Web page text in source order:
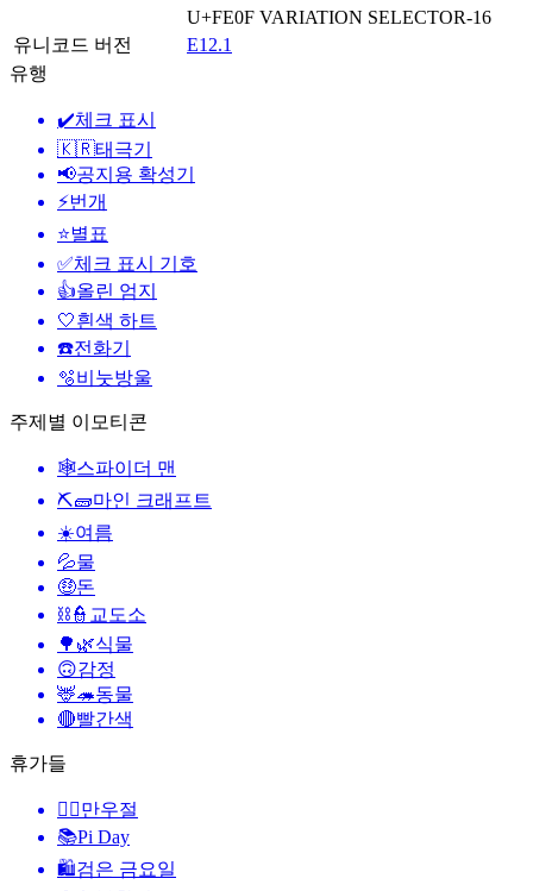
U+FE0F VARIATION SELECTOR-16
유니코드 버전
E12.1
유행
✔️체크 표시
🇰🇷태극기
📢공지용 확성기
⚡번개
⭐별표
✅체크 표시 기호
👍올린 엄지
🤍흰색 하트
☎️전화기
🫧비눗방울
주제별 이모티콘
🕸️스파이더 맨
⛏🧱마인 크래프트
☀️여름
💦물
🤑돈
⛓️👮 교도소
🌳🌿식물
🙃감정
🦌🦔동물
🔴빨간색
휴가들
🙆‍♂️만우절
📚Pi Day
🛍검은 금요일